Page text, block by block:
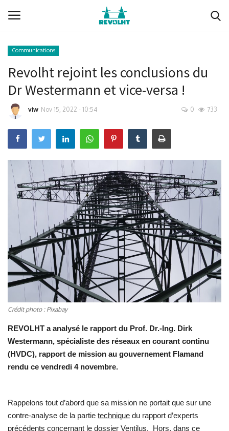
Revolht
Boucle du Hainaut
Documents (membres)
Ils nous soutiennent
Media
Nous soutenir
Membres
Contacts
Communications
Revolht rejoint les conclusions du
Dr Westermann et vice-versa !
viw Nov 15, 2022 - 10:54 0 733
Crédit photo : Pixabay
REVOLHT a analysé le rapport du Prof. Dr.-Ing. Dirk
Westermann, spécialiste des réseaux en courant continu
(HVDC), rapport de mission au gouvernement Flamand
rendu ce vendredi 4 novembre.
Rappelons tout d’abord que sa mission ne portait que sur une
contre-analyse de la partie technique du rapport d’experts
précédents concernant le dossier Ventilus. Hors, dans ce